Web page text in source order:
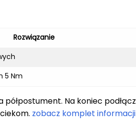
Rozwiązanie
5 Nm
Na koniec podłącz
zobacz komplet informacji